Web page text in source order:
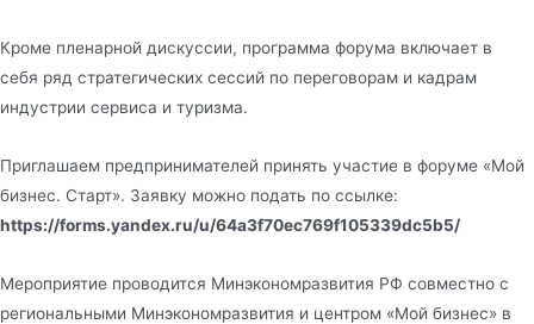
Кроме пленарной дискуссии, программа форума включает в
себя ряд стратегических сессий по переговорам и кадрам
индустрии сервиса и туризма.
Приглашаем предпринимателей принять участие в форуме «Мой
бизнес. Старт». Заявку можно подать по ссылке:
https://forms.yandex.ru/u/64a3f70ec769f105339dc5b5/
Мероприятие проводится Минэкономразвития РФ совместно с
региональными Минэкономразвития и центром «Мой бизнес» в